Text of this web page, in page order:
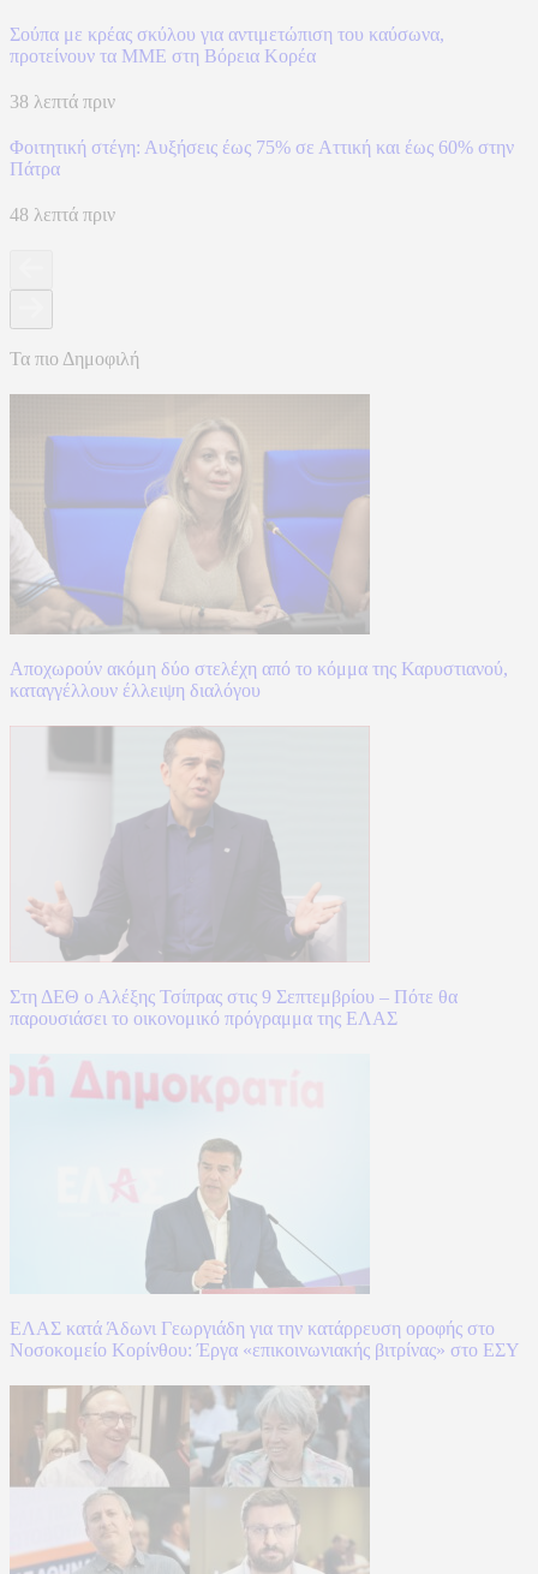
Σούπα με κρέας σκύλου για αντιμετώπιση του καύσωνα,
προτείνουν τα ΜΜΕ στη Βόρεια Κορέα
38 λεπτά πριν
Φοιτητική στέγη: Αυξήσεις έως 75% σε Αττική και έως 60% στην
Πάτρα
48 λεπτά πριν
Τα πιο Δημοφιλή
Αποχωρούν ακόμη δύο στελέχη από το κόμμα της Καρυστιανού,
καταγγέλλουν έλλειψη διαλόγου
Στη ΔΕΘ ο Αλέξης Τσίπρας στις 9 Σεπτεμβρίου – Πότε θα
παρουσιάσει το οικονομικό πρόγραμμα της ΕΛΑΣ
ΕΛΑΣ κατά Άδωνι Γεωργιάδη για την κατάρρευση οροφής στο
Νοσοκομείο Κορίνθου: Έργα «επικοινωνιακής βιτρίνας» στο ΕΣΥ